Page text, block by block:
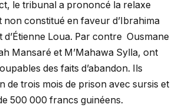
le tribunal a prononcé la relaxe
non constitué en faveur d’Ibrahima
d’Étienne Loua. Par contre Ousmane
Mansaré et M’Mahawa Sylla, ont
des faits d’abandon. Ils
de trois mois de prison avec sursis et
500 000 francs guinéens.